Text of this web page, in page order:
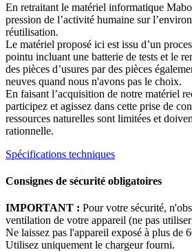
En retraitant le matériel informatique
pression de l’activité humaine sur
réutilisation.
Le matériel proposé ici est issu d’un
pointu incluant une batterie de tests et le
des pièces d’usures par des pièces
neuves quand nous n'avons pas le choix.
En faisant l’acquisition de notre matériel
participez et agissez dans cette prise de
ressources naturelles sont limitées et
rationnelle.
Spécifications techniques
Consignes de sécurité obligatoires
IMPORTANT : Pour votre sécurité,
ventilation de votre appareil (ne pas
Ne laissez pas l'appareil exposé à plus de
Utilisez uniquement le chargeur fourni.